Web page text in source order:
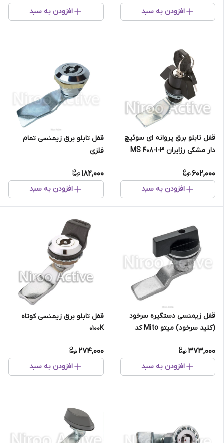
افزودن به سبد افزودن به سبد
قفل تابلو برق پروانه ای سوئیچ
دار مشکی رزایران MS ۴۰۸-۱-۳
602,000
افزودن به سبد
قفل تابلو برق زیمنسی تمام
فلزی
182,000
افزودن به سبد
قفل زیمنسی دستگیره سرخود
(کلید سرخود) میتو Mito کد
373,000
افزودن به سبد
قفل تابلو برق زیمنسی کوتاه
۰۱۰۰K
274,000
افزودن به سبد